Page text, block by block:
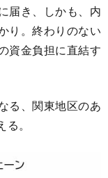
届き、しかも、内
り。終わりのない
資金負担に直結す
る、関東地区のあ
。